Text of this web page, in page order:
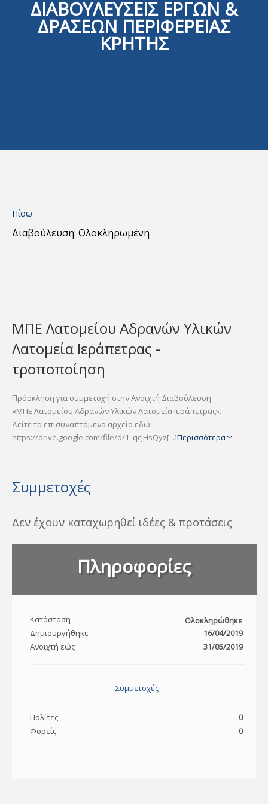
ΔΙΑΒΟΥΛΕΥΣΕΙΣ ΕΡΓΩΝ &
ΔΡΑΣΕΩΝ ΠΕΡΙΦΕΡΕΙΑΣ
ΚΡΗΤΗΣ
Πίσω
Διαβούλευση: Ολοκληρωμένη
ΜΠΕ Λατομείου Αδρανών Υλικών
Λατομεία Ιεράπετρας -
τροποποίηση
Πρόσκληση για συμμετοχή στην Ανοιχτή Διαβούλευση
«ΜΠΕ Λατομείου Αδρανών Υλικών Λατομεία Ιεράπετρας».
Δείτε τα επισυναπτόμενα αρχεία εδώ:
https://drive.google.com/file/d/1_qcjHsQyz[...]Περισσότερα
Συμμετοχές
Δεν έχουν καταχωρηθεί ιδέες & προτάσεις
Πληροφορίες
Κατάσταση
Ολοκληρώθηκε
Δημιουργήθηκε
16/04/2019
Ανοιχτή εώς
31/05/2019
Συμμετοχές
Πολίτες
0
Φορείς
0